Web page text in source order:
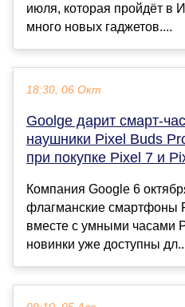
июля, которая пройдёт в
много новых гаджетов....
18:30, 06 Окт
Goolge дарит смарт-
наушники Pixel Buds
при покупке Pixel 7 и
Компания Google 6
флагманские смартфоны
вместе с умными часами
новинки уже доступны